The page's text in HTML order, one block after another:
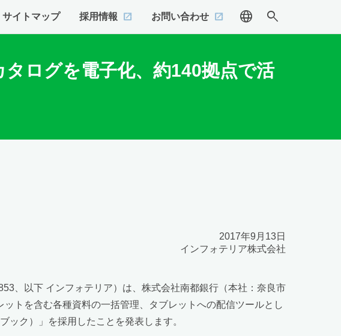
サイトマップ 採用情報 お問い合わせ language search
ログを電子化、約140拠点で活
2017年9月13日
インフォテリア株式会社
、以下 インフォテリア）は、株式会社南都銀行（本社：奈良市
トを含む各種資料の一括管理、タブレットへの配信ツールとし
ック）」を採用したことを発表します。